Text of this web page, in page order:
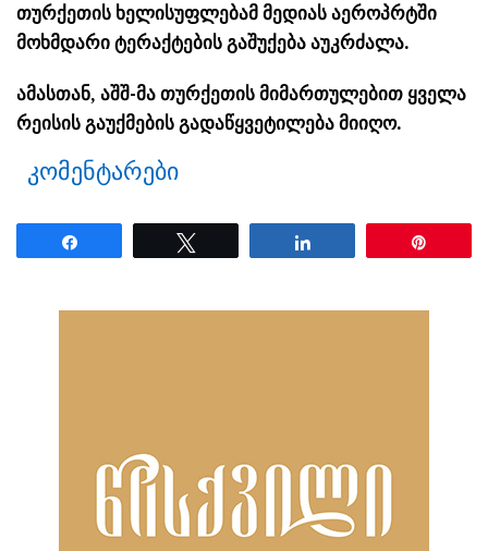
თურქეთის ხელისუფლებამ მედიას აეროპრტში
მოხმდარი ტერაქტების გაშუქება აუკრძალა.
ამასთან, აშშ-მა თურქეთის მიმართულებით ყველა
რეისის გაუქმების გადაწყვეტილება მიიღო.
კომენტარები